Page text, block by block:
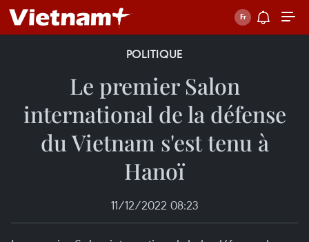
POLITIQUE
Le premier Salon
international de la défense
du Vietnam s'est tenu à
Hanoï
11/12/2022 08:23